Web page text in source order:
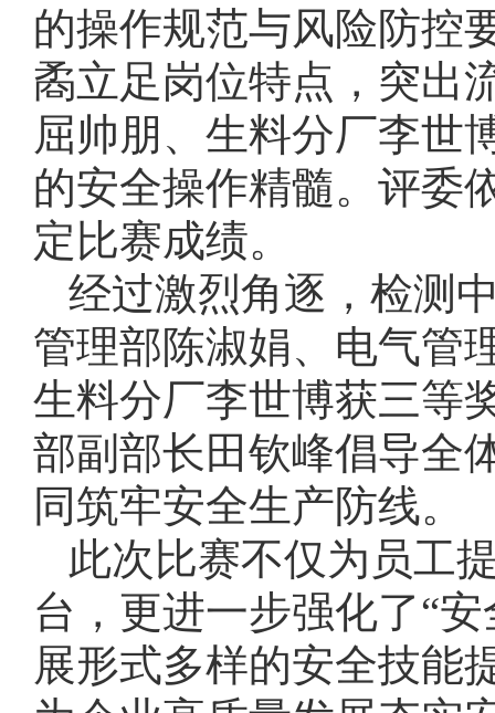
的操作规范与风险防控
矞立足岗位特点，突出
屈帅朋、生料分厂李世
的安全操作精髓。评委
定比赛成绩。
经过激烈角逐，检测
管理部陈淑娟、电气管
生料分厂李世博获三等
部副部长田钦峰倡导全
同筑牢安全生产防线。
此次比赛不仅为员工
台，更进一步强化了“
展形式多样的安全技能